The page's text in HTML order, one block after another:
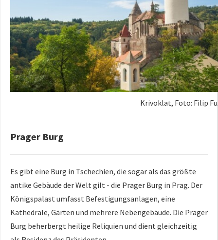
Krivoklat, Foto: Filip
Prager Burg
Es gibt eine Burg in Tschechien, die sogar als das größte
antike Gebäude der Welt gilt - die Prager Burg in Prag. Der
Königspalast umfasst Befestigungsanlagen, eine
Kathedrale, Gärten und mehrere Nebengebäude. Die Prager
Burg beherbergt heilige Reliquien und dient gleichzeitig